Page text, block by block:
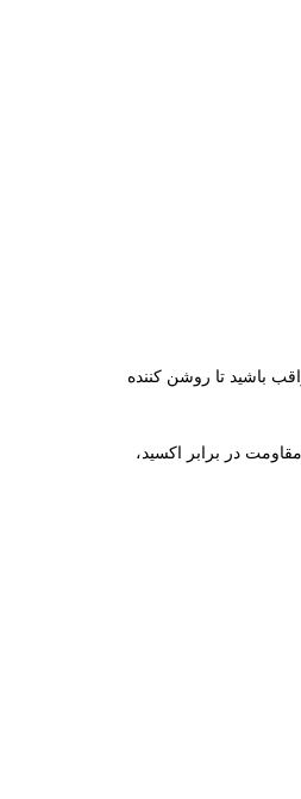
سوخته باید مراقب باشید تا روشن کننده
در برابر اکسید،